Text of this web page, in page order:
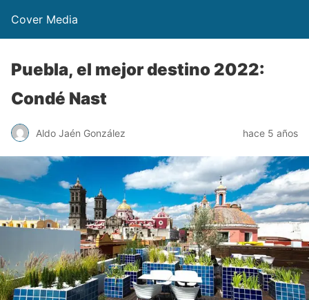
Cover Media
Puebla, el mejor destino 2022:
Condé Nast
Aldo Jaén González hace 5 años